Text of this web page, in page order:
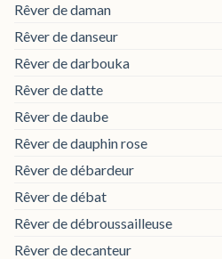
Rêver de daman
Rêver de danseur
Rêver de darbouka
Rêver de datte
Rêver de daube
Rêver de dauphin rose
Rêver de débardeur
Rêver de débat
Rêver de débroussailleuse
Rêver de decanteur